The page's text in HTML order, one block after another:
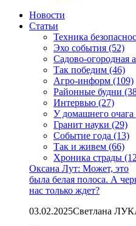
Новости
Статьи
Техника
Эхо события (52)
Садово-огородная
Так победим (46)
Агро-информ (109)
Районные будни
Интервью (27)
У домашнего очага
Гранит науки (29)
Событие года (13)
Так и живем (66)
Хроника страды
Оксана Лут: Может, это
была белая полоса. А
нас только ждет?
03.02.2025Светлана